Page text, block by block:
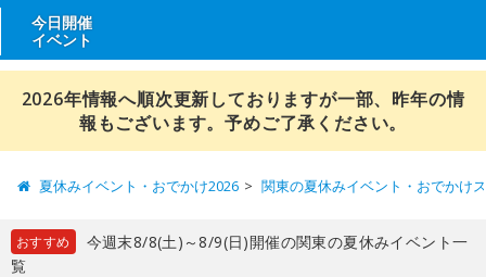
今日開催
イベント
2026年情報へ順次更新しておりますが一部、昨年の情
報もございます。予めご了承ください。
夏休みイベント・おでかけ2026 関東の夏休みイベント・おでかけ
おすすめ
今週末8/8(土)～8/9(日)開催の関東の夏休みイベント一
覧